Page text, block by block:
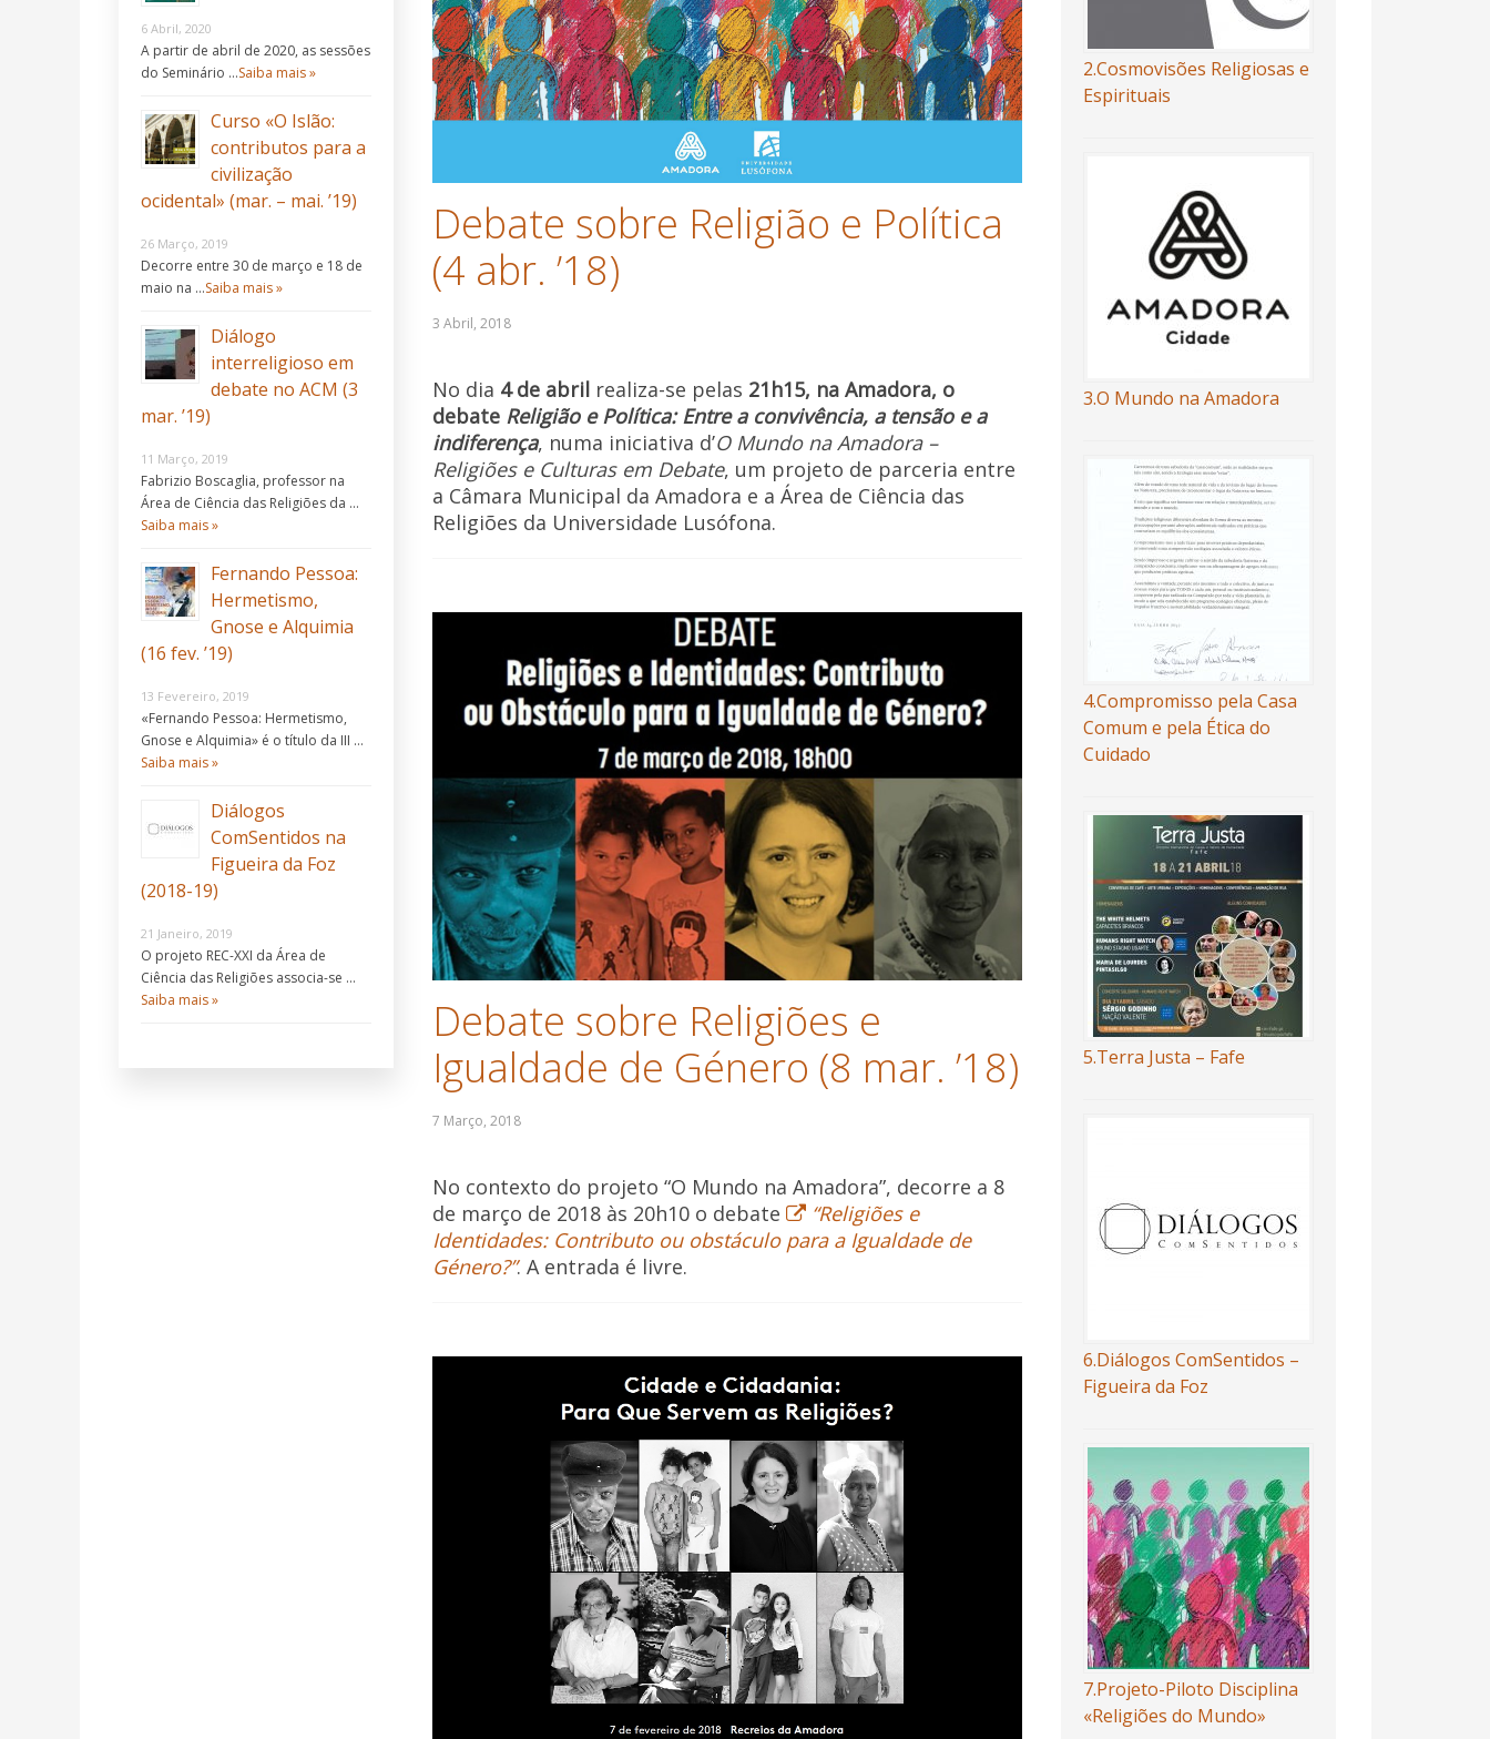
Debate sobre Religião e Política
(4 abr. ’18)
No dia 4 de abril realiza-se pelas 21h15, na Amadora, o
debate Religião e Política: Entre a convivência, a tensão e a
indiferença, numa iniciativa d’O Mundo na Amadora –
Religiões e Culturas em Debate, um projeto de parceria entre
a Câmara Municipal da Amadora e a Área de Ciência das
Religiões da Universidade Lusófona.
Debate sobre Religiões e
Igualdade de Género (8 mar. ’18)
No contexto do projeto “O Mundo na Amadora”, decorre a 8
de março de 2018 às 20h10 o debate
“Religiões e
Identidades: Contributo ou obstáculo para a Igualdade de
Género?”. A entrada é livre.
6 Abril, 2020
A partir de abril de 2020, as sessões
do Seminário …Saiba mais »
Curso «O Islão:
contributos para a
civilização
ocidental» (mar. – mai. ’19)
26 Março, 2019
Decorre entre 30 de março e 18 de
maio na …Saiba mais »
Diálogo
interreligioso em
debate no ACM (3
mar. ’19)
11 Março, 2019
Fabrizio Boscaglia, professor na
Área de Ciência das Religiões da …
Saiba mais »
Fernando Pessoa:
Hermetismo,
Gnose e Alquimia
(16 fev. ’19)
13 Fevereiro, 2019
«Fernando Pessoa: Hermetismo,
Gnose e Alquimia» é o título da III …
Saiba mais »
Diálogos
ComSentidos na
Figueira da Foz
(2018-19)
21 Janeiro, 2019
O projeto REC-XXI da Área de
Ciência das Religiões associa-se …
Saiba mais »
2.Cosmovisões Religiosas e
Espirituais
3.O Mundo na Amadora
4.Compromisso pela Casa
Comum e pela Ética do
Cuidado
5.Terra Justa – Fafe
6.Diálogos ComSentidos –
Figueira da Foz
7.Projeto-Piloto Disciplina
«Religiões do Mundo»